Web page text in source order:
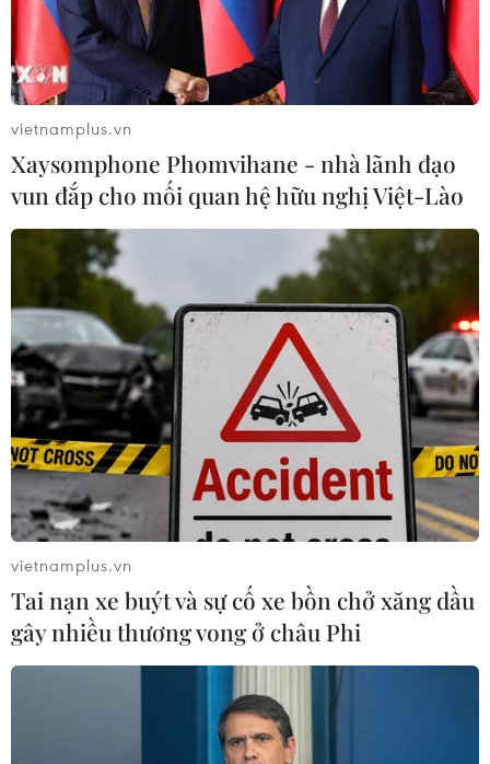
vietnamplus.vn
Xaysomphone Phomvihane - nhà lãnh đạo
vun đắp cho mối quan hệ hữu nghị Việt-Lào
vietnamplus.vn
Tai nạn xe buýt và sự cố xe bồn chở xăng dầu
gây nhiều thương vong ở châu Phi